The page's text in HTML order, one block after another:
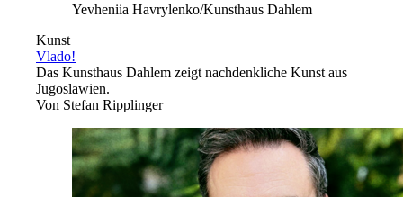
Yevheniia Havrylenko/Kunsthaus Dahlem
Kunst
Vlado!
Das Kunsthaus Dahlem zeigt nachdenkliche Kunst aus
Jugoslawien.
Von Stefan Ripplinger